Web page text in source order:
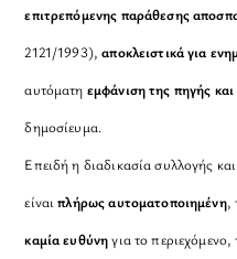
επιτρεπόμενης παράθεσης
2121/1993), αποκλειστικά για
αυτόματη εμφάνιση της πηγής
δημοσίευμα.
Επειδή η διαδικασία συλλογής
είναιπλήρως αυτοματοποιημένη,
καμία ευθύνηγια το